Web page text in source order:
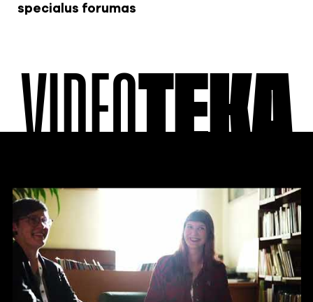
specialus forumas
VIDEOTEKA